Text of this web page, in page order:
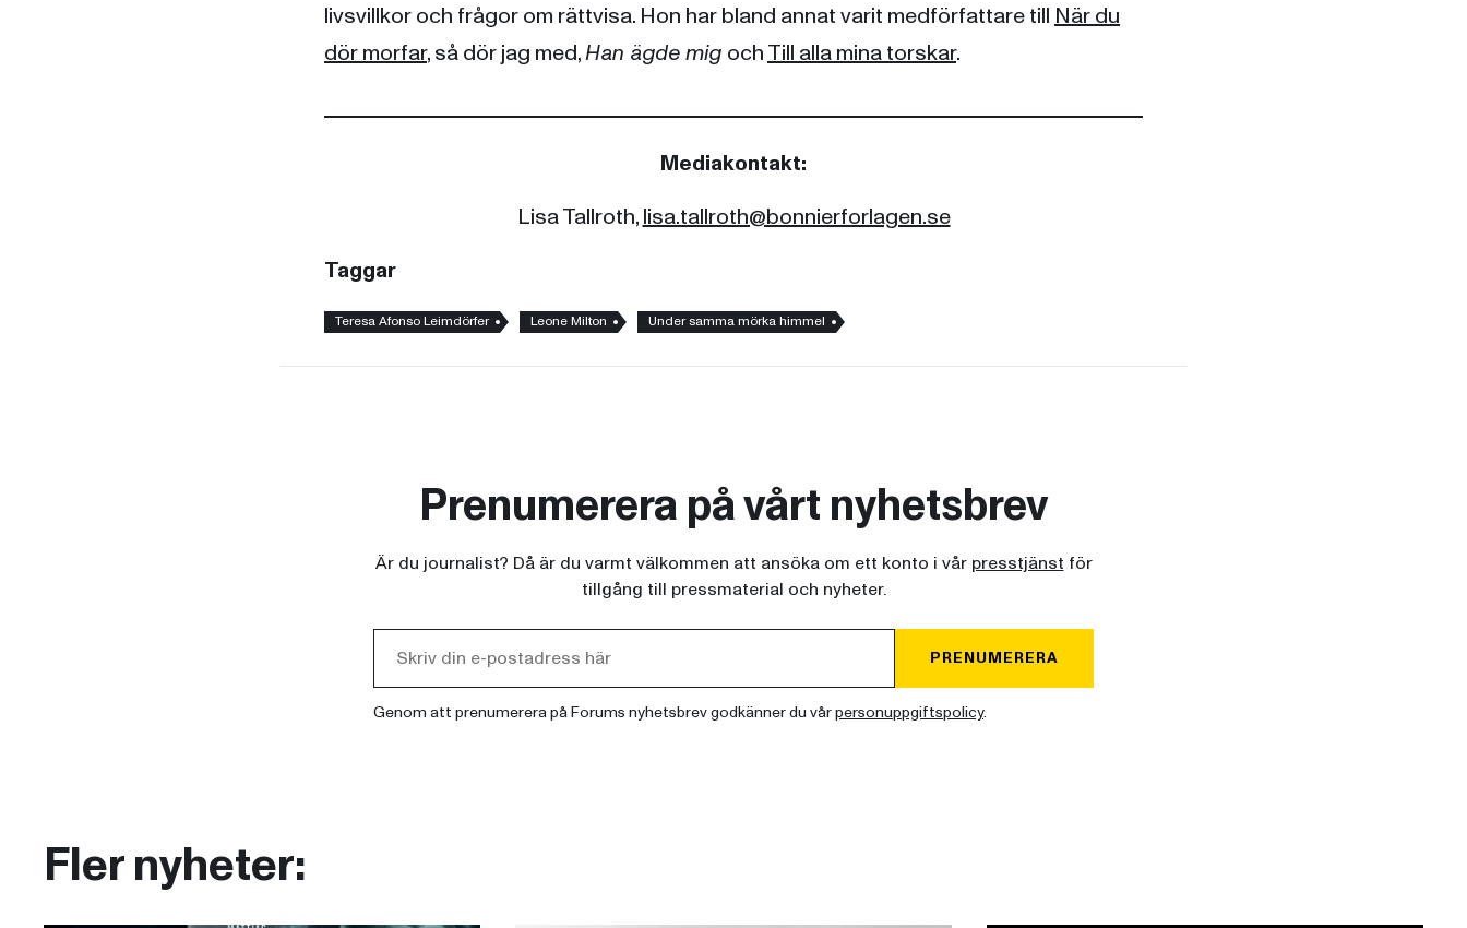
livsvillkor och frågor om rättvisa. Hon har bland annat varit medförfattare tillNär du
dör morfar, så dör jag med,Han ägde mig ochTill alla mina torskar.
Mediakontakt:
Lisa Tallroth,lisa.tallroth@bonnierforlagen.se
Taggar
Teresa Afonso Leimdörfer Leone Milton Under samma mörka himmel
Prenumerera på vårt nyhetsbrev
Är du journalist? Då är du varmt välkommen att ansöka om ett konto i vår presstjänst för
tillgång till pressmaterial och nyheter.
PRENUMERERA
Genom att prenumerera på Forums nyhetsbrev godkänner du vårpersonuppgiftspolicy.
Fler nyheter: